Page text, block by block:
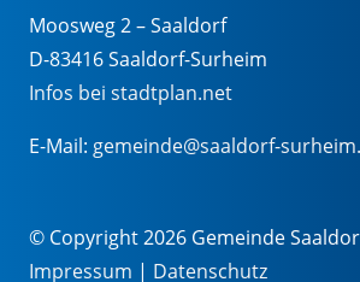
Moosweg 2 – Saaldorf
D-83416 Saaldorf-Surheim
Infos bei stadtplan.net
E-Mail: gemeinde@saaldorf-
© Copyright 2026 Gemeinde
Impressum | Datenschutz